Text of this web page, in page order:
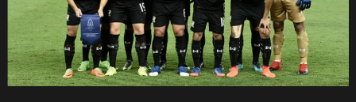
ทราบ
ว่า
ไทย
ไม่มี
4